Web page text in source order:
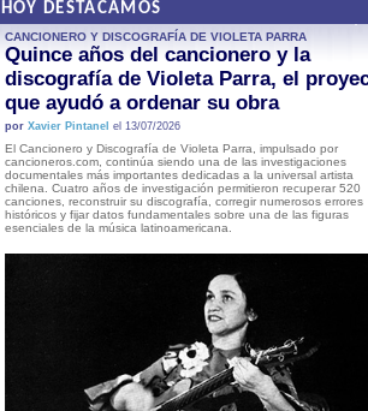
HOY DESTACAMOS
CANCIONERO Y DISCOGRAFÍA DE VIOLETA PARRA
Quince años del cancionero y la
discografía de Violeta Parra, el
que ayudó a ordenar su obra
por Xavier Pintanel el 13/07/2026
El Cancionero y Discografía de Violeta Parra, impulsado por
cancioneros.com, continúa siendo una de las investigaciones
documentales más importantes dedicadas a la universal artista
chilena. Cuatro años de investigación permitieron recuperar 520
canciones, reconstruir su discografía, corregir numerosos errores
históricos y fijar datos fundamentales sobre una de las figuras
esenciales de la música latinoamericana.